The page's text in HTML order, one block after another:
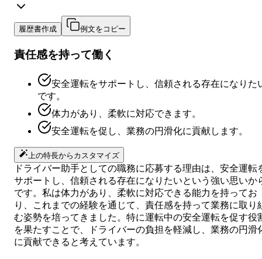
履歴書作成 例文をコピー
責任感を持って働く
安全運転をサポートし、信頼される存在になりた
です。
体力があり、柔軟に対応できます。
安全運転を促し、業務の円滑化に貢献します。
上の特長からカスタマイズ
ドライバー助手としての職務に応募する理由は、安全運転
サポートし、信頼される存在になりたいという強い思いか
です。私は体力があり、柔軟に対応できる能力を持ってお
り、これまでの経験を通じて、責任感を持って業務に取り
む姿勢を培ってきました。特に運転中の安全運転を促す役
を果たすことで、ドライバーの負担を軽減し、業務の円滑
に貢献できると考えています。